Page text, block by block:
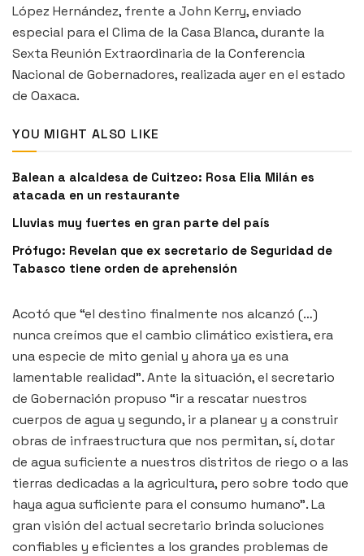
López Hernández, frente a John Kerry, enviado
especial para el Clima de la Casa Blanca, durante la
Sexta Reunión Extraordinaria de la Conferencia
Nacional de Gobernadores, realizada ayer en el estado
de Oaxaca.
YOU MIGHT ALSO LIKE
Balean a alcaldesa de Cuitzeo: Rosa Elia Milán es
atacada en un restaurante
Lluvias muy fuertes en gran parte del país
Prófugo: Revelan que ex secretario de Seguridad de
Tabasco tiene orden de aprehensión
Acotó que “el destino finalmente nos alcanzó (…)
nunca creímos que el cambio climático existiera, era
una especie de mito genial y ahora ya es una
lamentable realidad”. Ante la situación, el secretario
de Gobernación propuso “ir a rescatar nuestros
cuerpos de agua y segundo, ir a planear y a construir
obras de infraestructura que nos permitan, sí, dotar
de agua suficiente a nuestros distritos de riego o a las
tierras dedicadas a la agricultura, pero sobre todo que
haya agua suficiente para el consumo humano”. La
gran visión del actual secretario brinda soluciones
confiables y eficientes a los grandes problemas de